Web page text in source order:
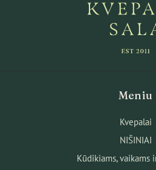
Meniu
Kvepalai
NIŠINIAI
Kūdikiams, vaikams